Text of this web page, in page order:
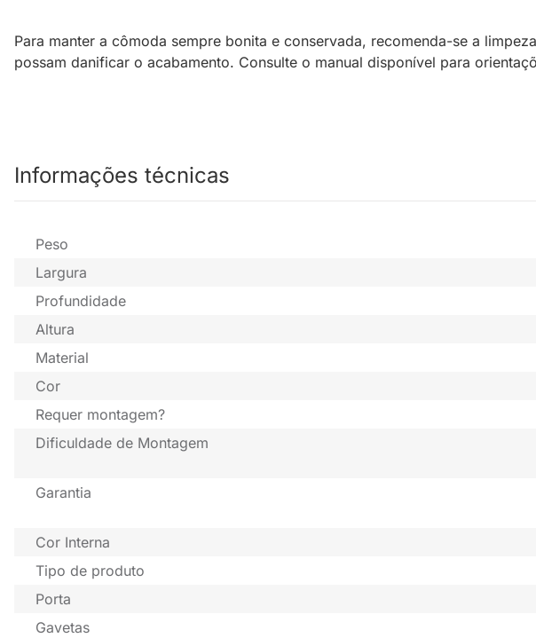
Para manter a cômoda sempre bonita e conservada, recomenda-se a
possam danificar o acabamento. Consulte o manual disponível para
Informações técnicas
Peso
Largura
Profundidade
Altura
Material
Cor
Requer montagem?
Dificuldade de Montagem
Garantia
Cor Interna
Tipo de produto
Porta
Gavetas